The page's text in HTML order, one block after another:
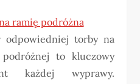
ramię podróżna
odpowiedniej torby na
to kluczowy
każdej wyprawy.